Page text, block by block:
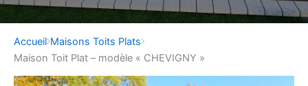
Accueil Maisons Toits Plats
Maison Toit Plat – modèle « CHEVIGNY »